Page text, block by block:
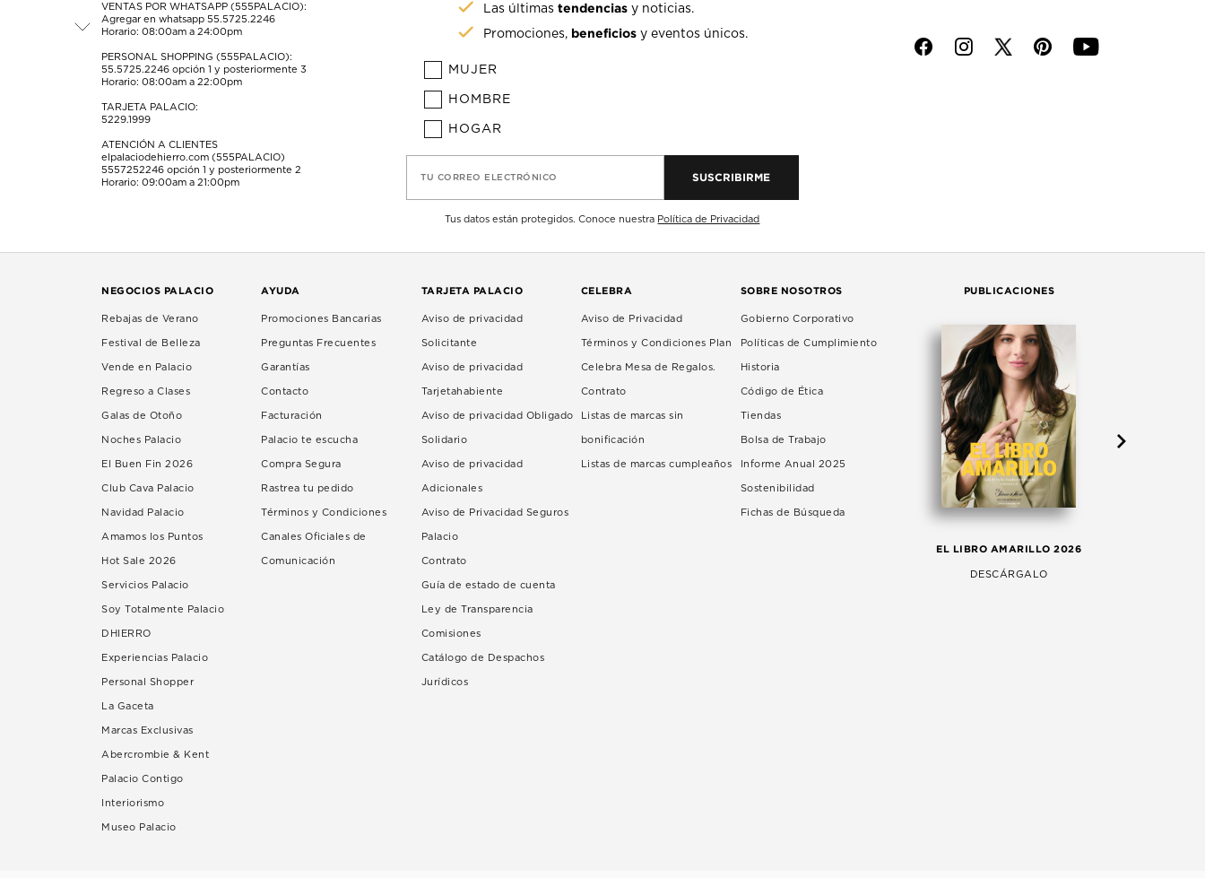
VENTAS POR WHATSAPP (555PALACIO):
Agregar en whatsapp 55.5725.2246
Horario: 08:00am a 24:00pm
PERSONAL SHOPPING (555PALACIO):
55.5725.2246 opción 1 y posteriormente 3
Horario: 08:00am a 22:00pm
TARJETA PALACIO:
5229.1999
ATENCIÓN A CLIENTES
elpalaciodehierro.com (555PALACIO)
5557252246 opción 1 y posteriormente 2
Horario: 09:00am a 21:00pm
Las últimastendencias y noticias.
Promociones, beneficios y eventos únicos.
MUJER
HOMBRE
HOGAR
TU CORREO ELECTRÓNICO SUSCRIBIRME
Tus datos están protegidos. Conoce nuestra Política de Privacidad
f i p y
NEGOCIOS PALACIO
Rebajas de Verano
Festival de Belleza
Vende en Palacio
Regreso a Clases
Galas de Otoño
Noches Palacio
El Buen Fin 2026
Club Cava Palacio
Navidad Palacio
Amamos los Puntos
Hot Sale 2026
Servicios Palacio
Soy Totalmente Palacio
DHIERRO
Experiencias Palacio
Personal Shopper
La Gaceta
Marcas Exclusivas
Abercrombie & Kent
Palacio Contigo
Interiorismo
Museo Palacio
AYUDA
Promociones Bancarias
Preguntas Frecuentes
Garantías
Contacto
Facturación
Palacio te escucha
Compra Segura
Rastrea tu pedido
Términos y Condiciones
Canales Oficiales de
Comunicación
TARJETA PALACIO
Aviso de privacidad
Solicitante
Aviso de privacidad
Tarjetahabiente
Aviso de privacidad Obligado
Solidario
Aviso de privacidad
Adicionales
Aviso de Privacidad Seguros
Palacio
Contrato
Guía de estado de cuenta
Ley de Transparencia
Comisiones
Catálogo de Despachos
Jurídicos
CELEBRA
Aviso de Privacidad
Términos y Condiciones Plan
Celebra Mesa de Regalos.
Contrato
Listas de marcas sin
bonificación
Listas de marcas cumpleaños
SOBRE NOSOTROS
Gobierno Corporativo
Políticas de Cumplimiento
Historia
Código de Ética
Tiendas
Bolsa de Trabajo
Informe Anual 2025
Sostenibilidad
Fichas de Búsqueda
PUBLICACIONES
EL LIBRO AMARILLO 2026
DESCÁRGALO